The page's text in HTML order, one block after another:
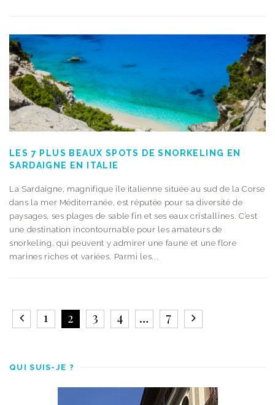
LES 7 PLUS BEAUX SPOTS DE SNORKELING EN
SARDAIGNE EN ITALIE
La Sardaigne, magnifique île italienne située au sud de la Corse
dans la mer Méditerranée, est réputée pour sa diversité de
paysages, ses plages de sable fin et ses eaux cristallines. C’est
une destination incontournable pour les amateurs de
snorkeling, qui peuvent y admirer une faune et une flore
marines riches et variées. Parmi les...
1 2 3 4 … 7
QUI SUIS-JE ?